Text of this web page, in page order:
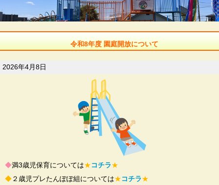
令和8年度 園庭開放について
2026年4月8日
◆満3歳児保育については★コチラ★
◆２歳児プレたんぽぽ組については★コチラ★